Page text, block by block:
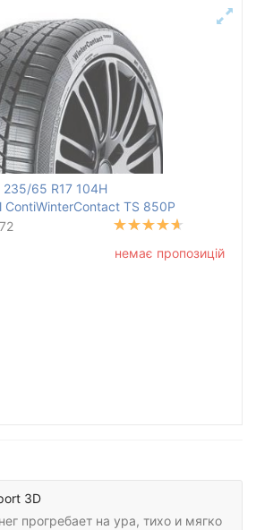
235/65 R17 104H
ContiWinterContact TS 850P
72
немає пропозицій
3D
прогребает на ура, тихо и мягко